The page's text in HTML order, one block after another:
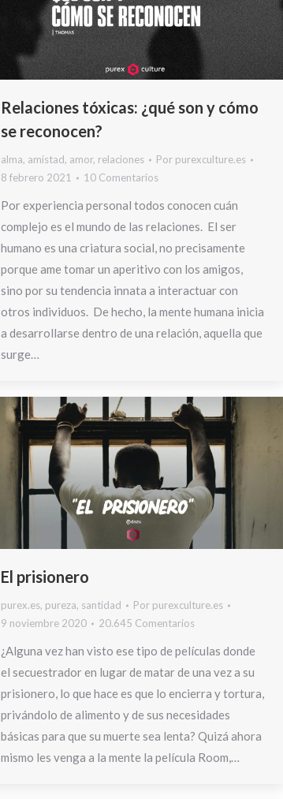
Relaciones tóxicas: ¿qué son y cómo
se reconocen?
alma, amistad, amor, relaciones Por purexculture.es
8 febrero 2021
10 Comentarios
Por experiencia personal todos conocen cuán
complejo es el mundo de las relaciones. El ser
humano es una criatura social, no precisamente
porque ame tomar un aperitivo con los amigos,
sino por su tendencia innata a interactuar con
otros individuos. De hecho, la mente humana inicia
a desarrollarse dentro de una relación, aquella que
surge…
El prisionero
purex.es, pureza, santidad Por purexculture.es
9 noviembre 2020
20.645 Comentarios
¿Alguna vez han visto ese tipo de películas donde
el secuestrador en lugar de matar de una vez a su
prisionero, lo que hace es que lo encierra y tortura,
privándolo de alimento y de sus necesidades
básicas para que su muerte sea lenta? Quizá ahora
mismo les venga a la mente la película Room,…